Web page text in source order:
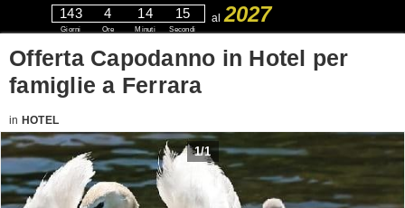
143
Giorni
4
Ore
14
Minuti
14
Secondi
al 2027
Offerta Capodanno in Hotel per
famiglie a Ferrara
in HOTEL
1/1